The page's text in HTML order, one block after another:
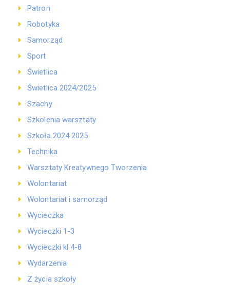
Patron
Robotyka
Samorząd
Sport
Świetlica
Świetlica 2024/2025
Szachy
Szkolenia warsztaty
Szkoła 2024 2025
Technika
Warsztaty Kreatywnego Tworzenia
Wolontariat
Wolontariat i samorząd
Wycieczka
Wycieczki 1-3
Wycieczki kl 4-8
Wydarzenia
Z życia szkoły